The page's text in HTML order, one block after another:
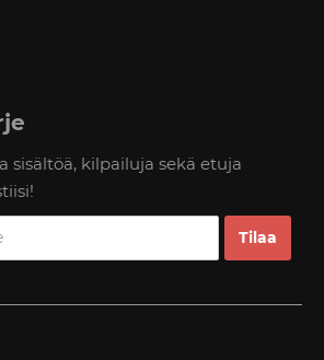
sisältöä, kilpailuja sekä etuja